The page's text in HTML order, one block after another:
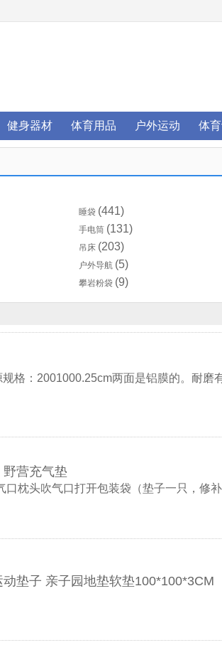
健身器材 体育用品 户外运动 体
睡袋 (441)
手电筒 (131)
吊床 (203)
户外导航 (5)
攀岩粉袋 (9)
格：2001000.25cm两面是铝膜的。耐
营充气垫
枕头吹气口打开包装袋（垫子一只，修
动垫子 亲子园地垫软垫100*100*3CM